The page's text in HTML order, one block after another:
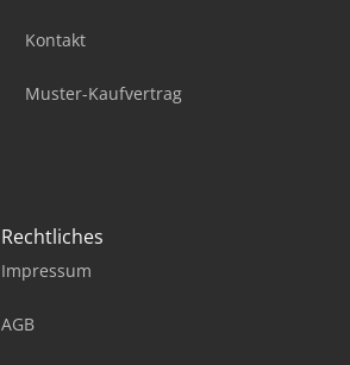
Kontakt
Muster-Kaufvertrag
Rechtliches
Impressum
AGB